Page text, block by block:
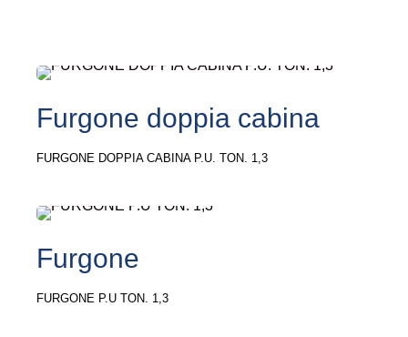
Furgone doppia cabina
FURGONE DOPPIA CABINA P.U. TON. 1,3
Furgone
FURGONE P.U TON. 1,3